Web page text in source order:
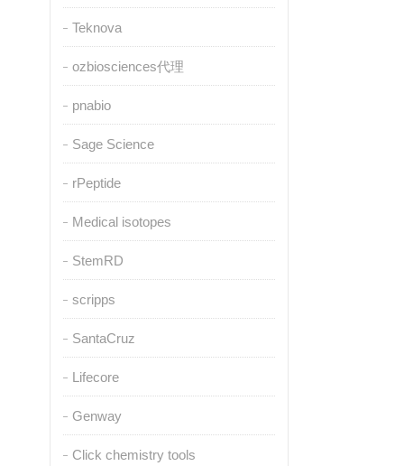
Teknova
ozbiosciences代理
pnabio
Sage Science
rPeptide
Medical isotopes
StemRD
scripps
SantaCruz
Lifecore
Genway
Click chemistry tools